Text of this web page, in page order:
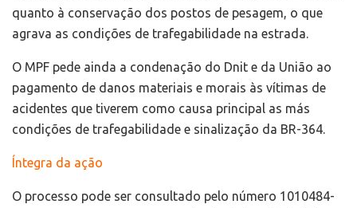
quanto à conservação dos postos de pesagem, o que
agrava as condições de trafegabilidade na estrada.
O MPF pede ainda a condenação do Dnit e da União ao
pagamento de danos materiais e morais às vítimas de
acidentes que tiverem como causa principal as más
condições de trafegabilidade e sinalização da BR-364.
Íntegra da ação
O processo pode ser consultado pelo número 1010484-